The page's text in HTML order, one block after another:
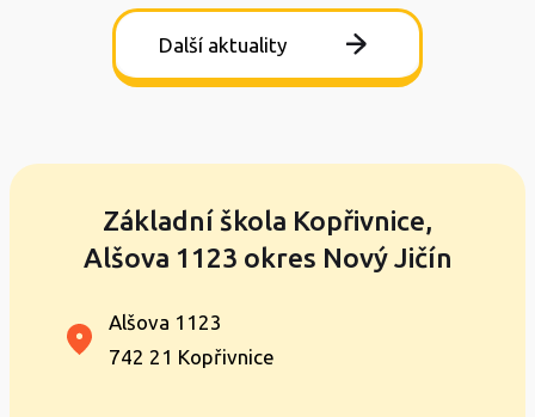
Další aktuality
Základní škola Kopřivnice,
Alšova 1123 okres Nový Jičín
Alšova 1123
742 21 Kopřivnice